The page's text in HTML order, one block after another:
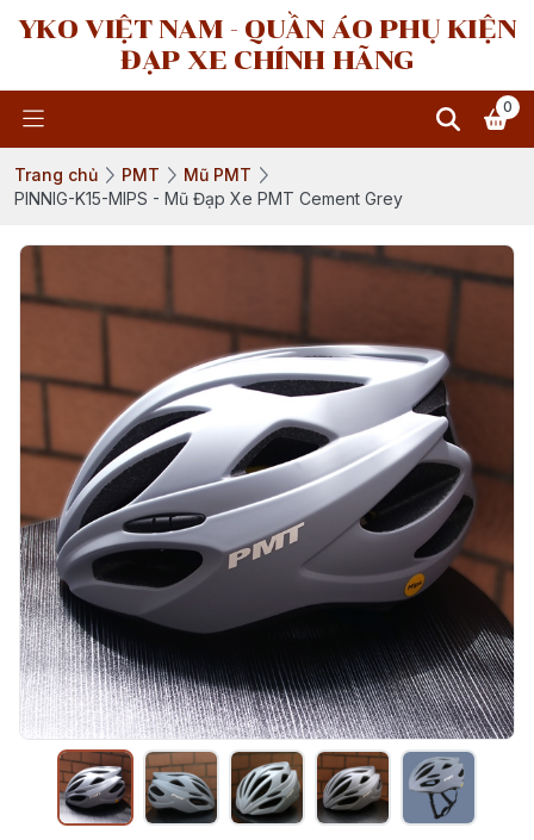
YKO VIỆT NAM - QUẦN ÁO PHỤ KIỆN
ĐẠP XE CHÍNH HÃNG
0
Trang chủ PMT
Mũ PMT
PINNIG-K15-MIPS - Mũ Đạp Xe PMT Cement Grey